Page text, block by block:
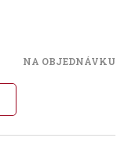
NA OBJEDNÁVKU